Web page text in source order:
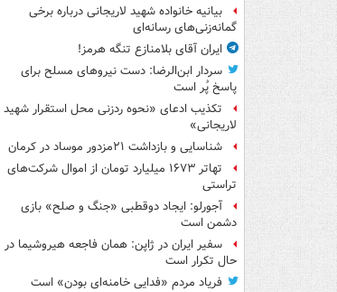
بیانیه خانواده شهید لاریجانی درباره برخی
گمانه‌زنی‌های رسانه‌ای
ایران آقای بلامنازع تنگه هرمز!
سردار ابن‌الرضا: دست نیروهای مسلح برای
پاسخ پُر است
تکذیب ادعای «نحوه ردزنی محل استقرار شهید
لاریجانی»
شناسایی و بازداشت ۲۱مزدور موساد در کرمان
تهاتر ۱۶۷۳ میلیارد تومان از اموال شرکت‌های
تراستی
آجورلو: ایجاد دوقطبی «جنگ و صلح‌» بازی
دشمن است
سفیر ایران در ژاپن: همان فاجعه هیروشیما در
حال تکرار است
فریاد مردم «فدایی خامنه‌ای بودن» است